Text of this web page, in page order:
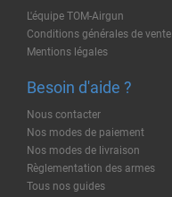
L'équipe TOM-Airgun
Conditions générales de vente
Mentions légales
Besoin d'aide ?
Nous contacter
Nos modes de paiement
Nos modes de livraison
Règlementation des armes
Tous nos guides